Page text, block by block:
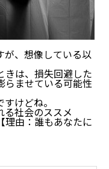
が、想像している以
きは、損失回避した
らませている可能性
けどね。
る社会のススメ
理由：誰もあなたに